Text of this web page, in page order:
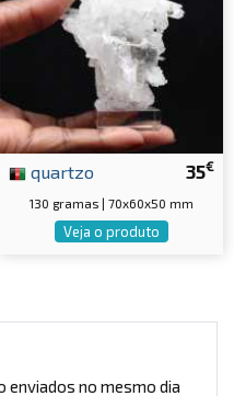
35€
quartzo
130 gramas | 70x60x50 mm
Veja o produto
enviados no mesmo dia